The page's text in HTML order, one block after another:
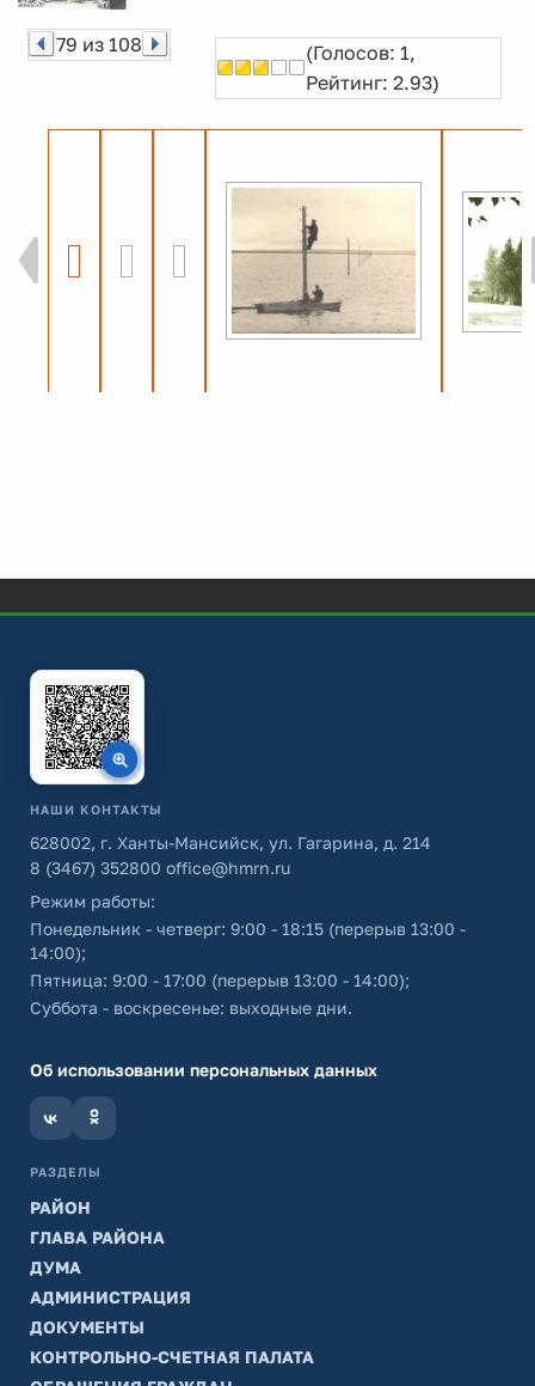
79 из 108
(Голосов: 1,
Рейтинг: 2.93)
НАШИ КОНТАКТЫ
628002, г. Ханты-Мансийск, ул. Гагарина, д. 214
8 (3467) 352800 office@hmrn.ru
Режим работы:
Понедельник - четверг: 9:00 - 18:15 (перерыв 13:00 -
14:00);
Пятница: 9:00 - 17:00 (перерыв 13:00 - 14:00);
Суббота - воскресенье: выходные дни.
Об использовании персональных данных
РАЗДЕЛЫ
РАЙОН
ГЛАВА РАЙОНА
ДУМА
АДМИНИСТРАЦИЯ
ДОКУМЕНТЫ
КОНТРОЛЬНО-СЧЕТНАЯ ПАЛАТА